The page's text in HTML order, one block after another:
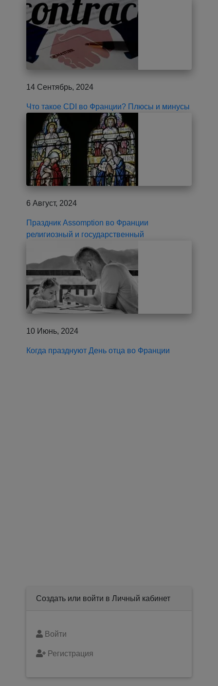
14 Сентябрь, 2024
Что такое CDI во Франции? Плюсы и минусы
6 Август, 2024
Праздник Assomption во Франции
религиозный и государственный
10 Июнь, 2024
Когда празднуют День отца во Франции
Создать или войти в Личный кабинет
Войти
Регистрация